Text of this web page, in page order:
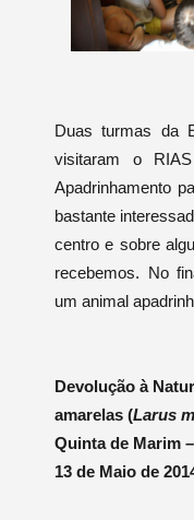
Duas turmas da
visitaram o
Apadrinhamento
bastante
centro e sobre
recebemos. No
um animal
Devolução à
amarelas (Larus
Quinta de Marim
13 de Maio de